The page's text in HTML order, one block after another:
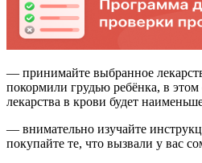
— принимайте выбранное
покормили грудью ребёнка, в этом
лекарства в крови будет
— внимательно изучайте
покупайте те, что вызвали у вас